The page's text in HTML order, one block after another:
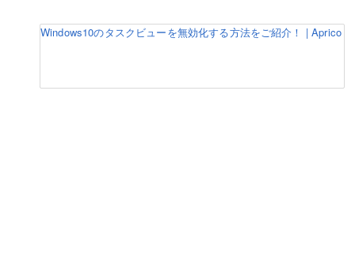
Windows10のタスクビューを無効化する方法をご紹介！ | Aprico